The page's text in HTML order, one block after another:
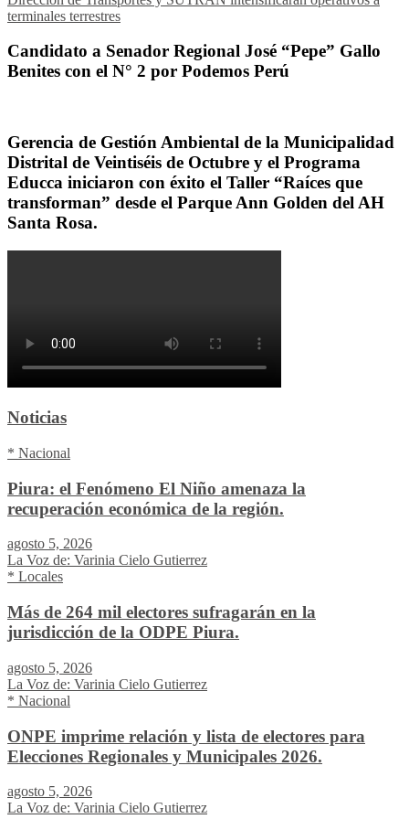
terminales terrestres
Candidato a Senador Regional José “Pepe” Gallo
Benites con el N° 2 por Podemos Perú
Gerencia de Gestión Ambiental de la Municipalidad
Distrital de Veintiséis de Octubre y el Programa
Educca iniciaron con éxito el Taller “Raíces que
transforman” desde el Parque Ann Golden del AH
Santa Rosa.
Noticias
* Nacional
Piura: el Fenómeno El Niño amenaza la
recuperación económica de la región.
agosto 5, 2026
La Voz de: Varinia Cielo Gutierrez
* Locales
Más de 264 mil electores sufragarán en la
jurisdicción de la ODPE Piura.
agosto 5, 2026
La Voz de: Varinia Cielo Gutierrez
* Nacional
ONPE imprime relación y lista de electores para
Elecciones Regionales y Municipales 2026.
agosto 5, 2026
La Voz de: Varinia Cielo Gutierrez